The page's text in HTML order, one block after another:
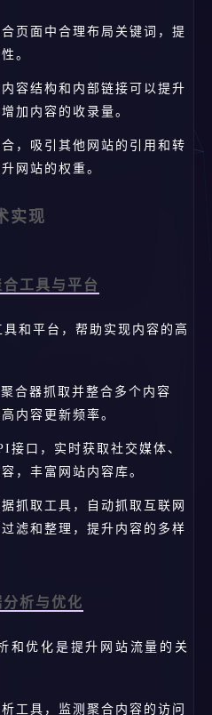
页面中合理布局关键词，提
。
容结构和内部链接可以提升
加内容的收录量。
，吸引其他网站的引用和转
网站的权重。
实现
工具与平台
和平台，帮助实现内容的高
合器抓取并整合多个内容
内容更新频率。
接口，实时获取社交媒体、
，丰富网站内容库。
抓取工具，自动抓取互联网
滤和整理，提升内容的多样
析与优化
和优化是提升网站流量的关
工具，监测聚合内容的访问